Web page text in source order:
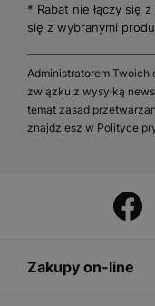
* Rabat nie łączy się
się z wybranymi
Administratorem
związku z wysyłką
temat zasad
znajdziesz w Polityce
Zakupy on-line